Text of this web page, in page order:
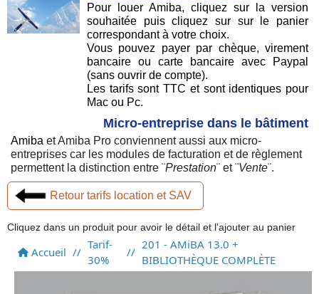
Pour louer Amiba, cliquez sur la version
souhaitée puis cliquez sur sur le panier
correspondant à votre choix.
Vous pouvez payer par chèque, virement
bancaire ou carte bancaire avec Paypal
(sans ouvrir de compte).
Les tarifs sont TTC et sont identiques pour
Mac ou Pc.
Micro-entreprise dans le bâtiment
Amiba et Amiba Pro conviennent aussi aux micro-
entreprises car les modules de facturation et de règlement
permettent la distinction entre ¨Prestation¨ et ¨Vente¨.
Retour tarifs location et SAV
Cliquez dans un produit pour avoir le détail et l'ajouter au panier
Accueil //
Tarif-
30%
//
201 - AMiBA 13.0 +
BIBLIOTHÈQUE COMPLÈTE